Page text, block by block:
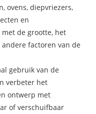
ovens, diepvriezers,
en
de grootte, het
factoren van de
gebruik van de
verbeter het
ontwerp met
of verschuifbaar